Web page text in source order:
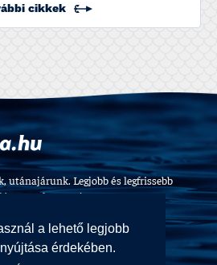
a lehető legjobb
érdekében.
cikkek
utánajárunk. Legjobb és legfrissebb